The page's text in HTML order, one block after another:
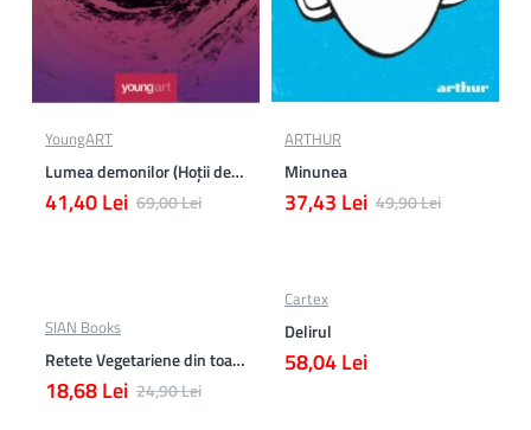
YoungART
Lumea demonilor (Hoții de fum 2)
41,40 Lei 69,00 Lei
ARTHUR
Minunea
37,43 Lei 49,90 Lei
SIAN Books
Retete Vegetariene din toata lumea
18,68 Lei 24,90 Lei
Cartex
Delirul
58,04 Lei